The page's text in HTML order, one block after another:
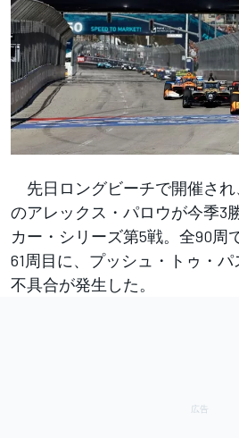
先日ロングビーチで開催さ
のアレックス・パロウが今季3
カー・シリーズ第5戦。全90周
61周目に、プッシュ・トゥ・
不具合が発生した。